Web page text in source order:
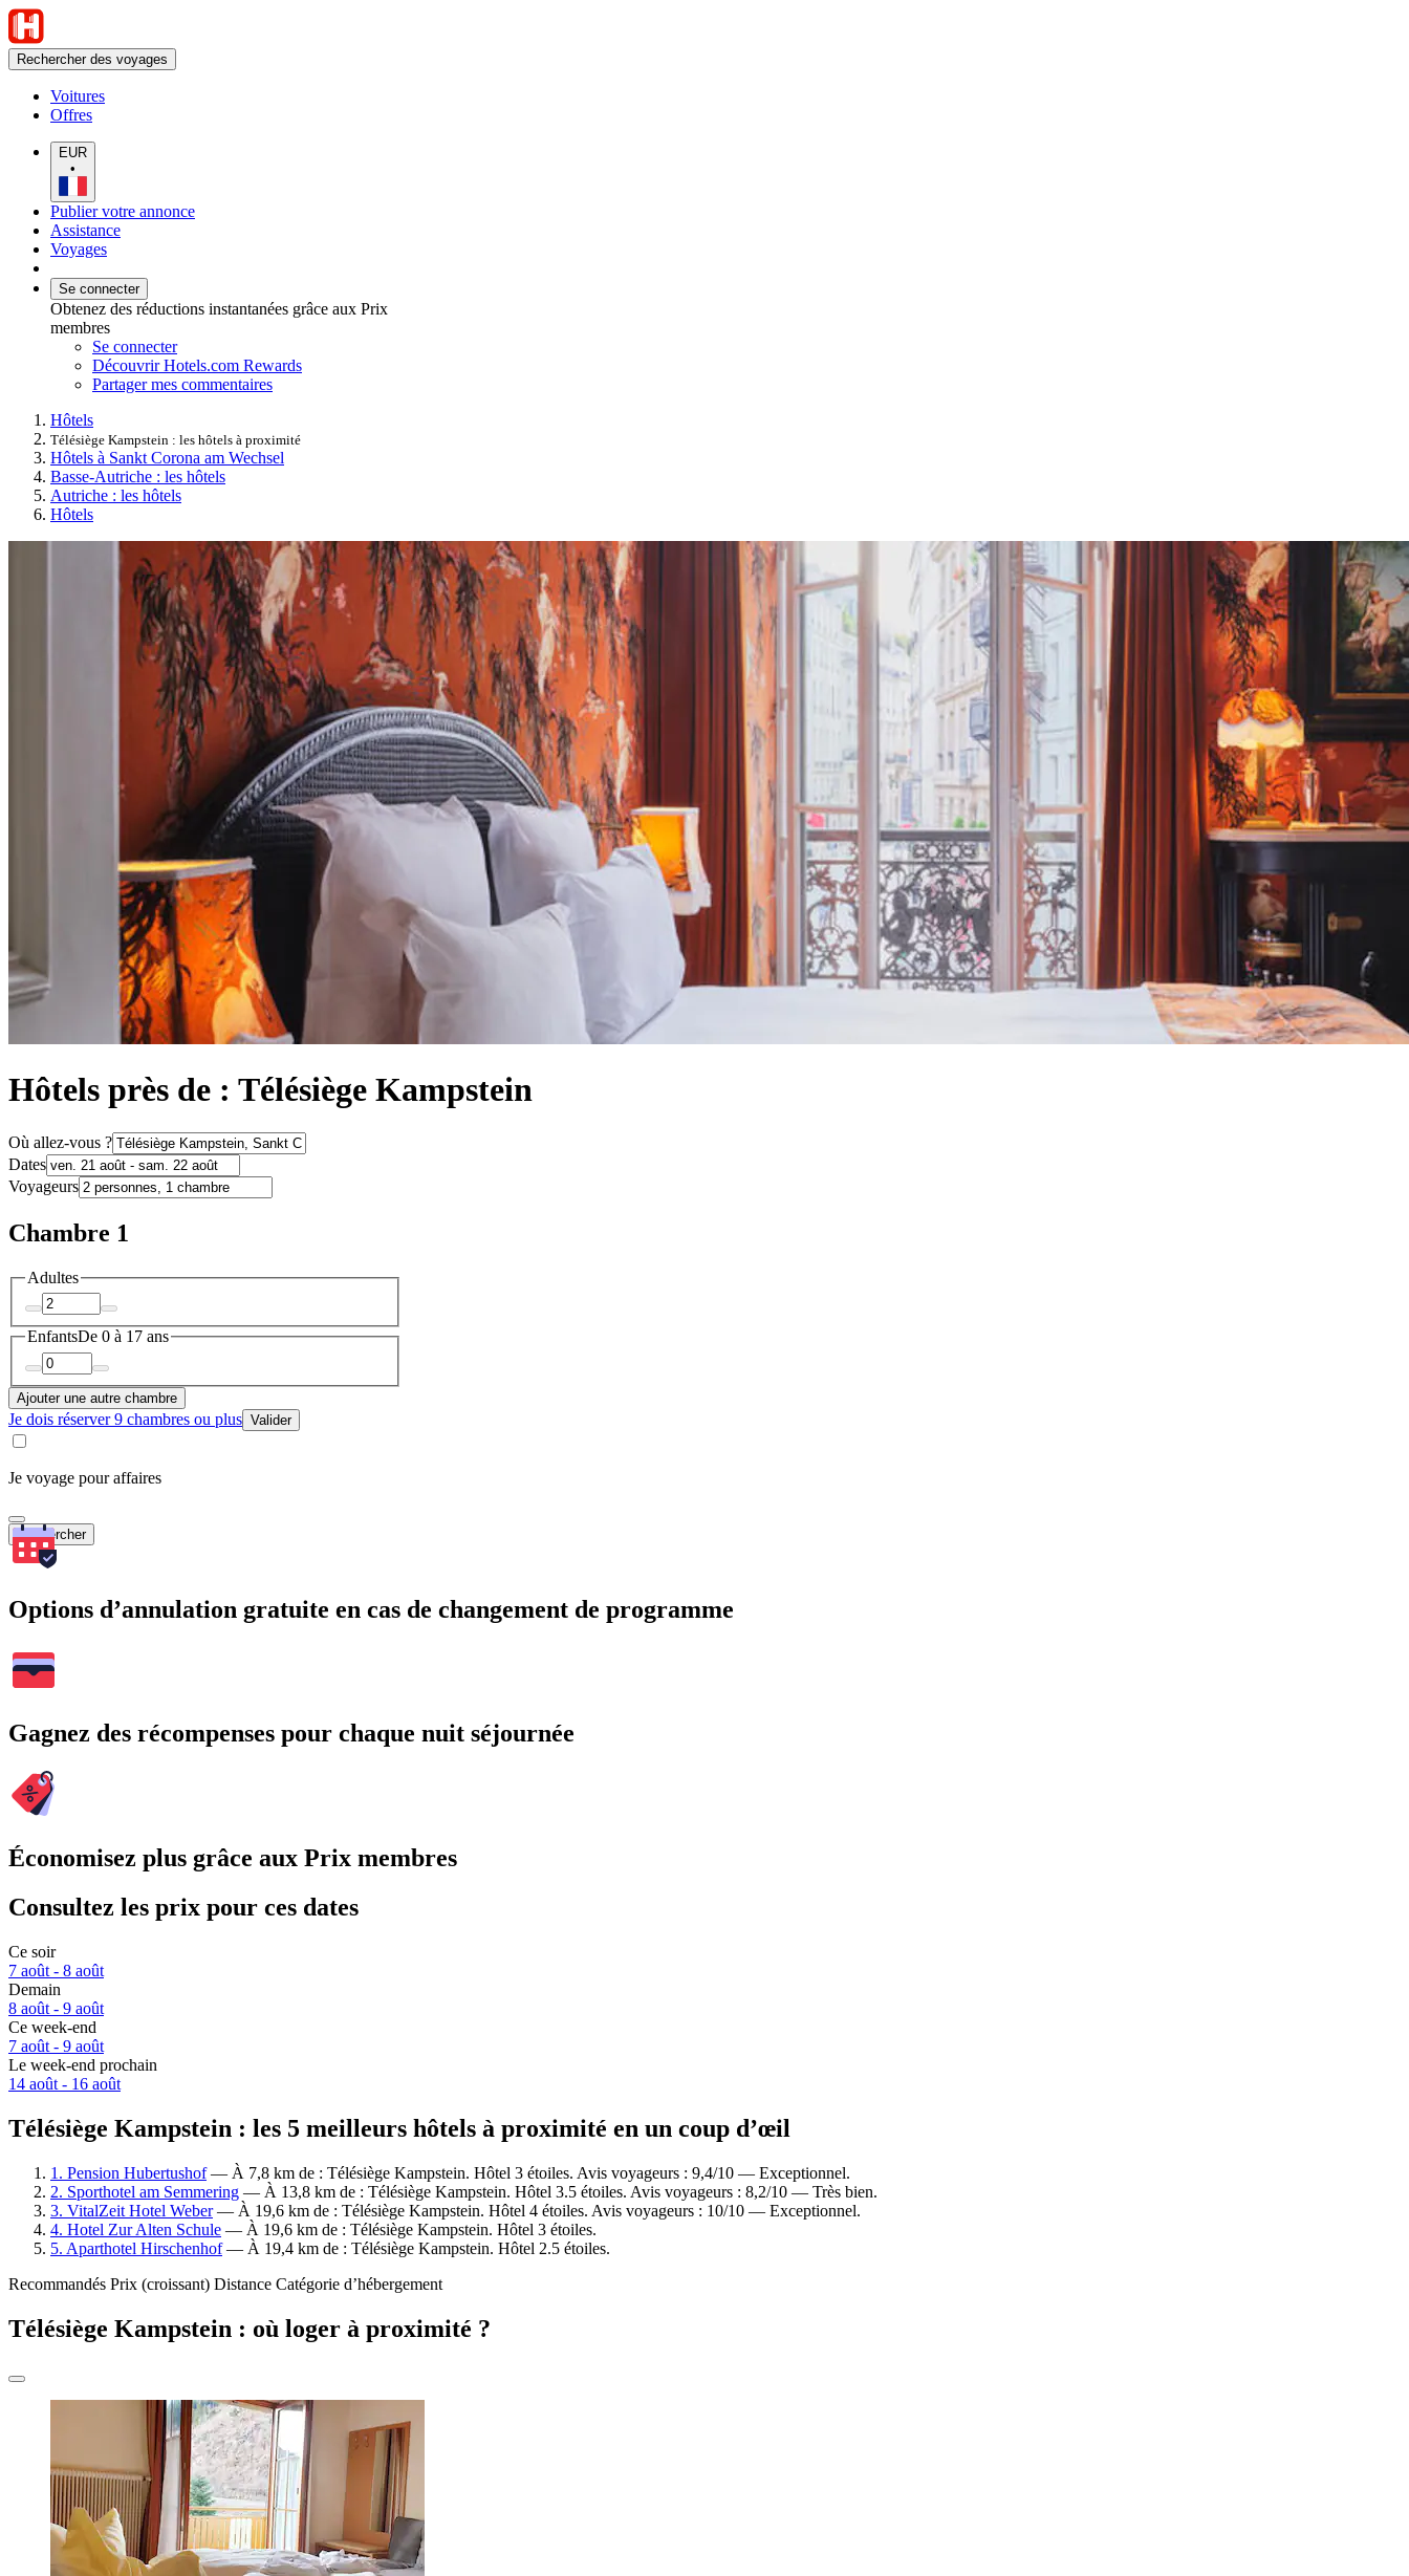
Rechercher des voyages
Voitures
Offres
EUR
•
Publier votre annonce
Assistance
Voyages
Se connecter
Obtenez des réductions instantanées grâce aux Prix
membres
Se connecter
Découvrir Hotels.com Rewards
Partager mes commentaires
Hôtels
Télésiège Kampstein : les hôtels à proximité
Hôtels à Sankt Corona am Wechsel
Basse-Autriche : les hôtels
Autriche : les hôtels
Hôtels
Hôtels près de : Télésiège Kampstein
Où allez-vous ?
Dates
Voyageurs
Chambre 1
Adultes
EnfantsDe 0 à 17 ans
Ajouter une autre chambre
Je dois réserver 9 chambres ou plus Valider
Je voyage pour affaires
Rechercher
Options d’annulation gratuite en cas de changement de programme
Gagnez des récompenses pour chaque nuit séjournée
Économisez plus grâce aux Prix membres
Consultez les prix pour ces dates
Ce soir
7 août - 8 août
Demain
8 août - 9 août
Ce week-end
7 août - 9 août
Le week-end prochain
14 août - 16 août
Télésiège Kampstein : les 5 meilleurs hôtels à proximité en un coup d’œil
1. Pension Hubertushof— À 7,8 km de : Télésiège Kampstein. Hôtel 3 étoiles. Avis voyageurs : 9,4/10 — Exceptionnel.
2. Sporthotel am Semmering — À 13,8 km de : Télésiège Kampstein. Hôtel 3.5 étoiles. Avis voyageurs : 8,2/10 — Très bien.
3. VitalZeit Hotel Weber— À 19,6 km de : Télésiège Kampstein. Hôtel 4 étoiles. Avis voyageurs : 10/10 — Exceptionnel.
4. Hotel Zur Alten Schule — À 19,6 km de : Télésiège Kampstein. Hôtel 3 étoiles.
5. Aparthotel Hirschenhof— À 19,4 km de : Télésiège Kampstein. Hôtel 2.5 étoiles.
Recommandés Prix (croissant) Distance Catégorie d’hébergement
Télésiège Kampstein : où loger à proximité ?